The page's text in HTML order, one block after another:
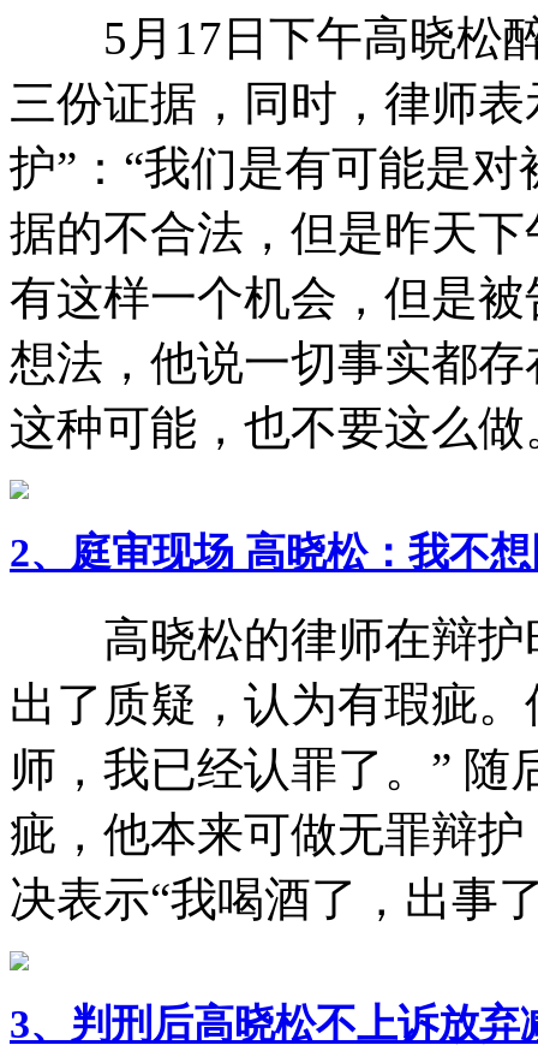
5月17日下午高晓松醉
三份证据，同时，律师
护”：“我们是有可能是
据的不合法，但是昨天
有这样一个机会，但是
想法，他说一切事实都
这种可能，也不要这么做
2、庭审现场 高晓松：我不
高晓松的律师在辩护
出了质疑，认为有瑕疵
师，我已经认罪了。”
疵，他本来可做无罪辩
决表示“我喝酒了，出事
3、判刑后高晓松不上诉放弃